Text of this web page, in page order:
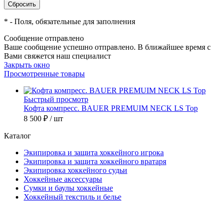
* - Поля, обязательные для заполнения
Сообщение отправлено
Ваше сообщение успешно отправлено. В ближайшее время с
Вами свяжется наш специалист
Закрыть окно
Просмотренные товары
Быстрый просмотр
Кофта компресс. BAUER PREMUIM NECK LS Top
8 500 ₽ / шт
Каталог
Экипировка и защита хоккейного игрока
Экипировка и защита хоккейного вратаря
Экипировка хоккейного судьи
Хоккейные аксессуары
Сумки и баулы хоккейные
Хоккейный текстиль и белье